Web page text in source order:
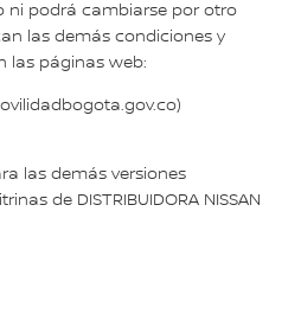
ni podrá cambiarse por otro
las demás condiciones y
las páginas web:
las demás versiones
de DISTRIBUIDORA NISSAN